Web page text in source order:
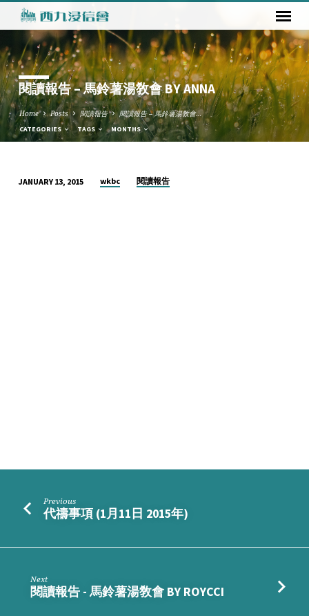
閱讀報告 – 馬鈴薯湯敎會 BY ANNA
Home Posts 閱讀報告 閱讀報告 – 馬鈴薯湯敎會…
CATEGORIES TAGS MONTHS
JANUARY 13, 2015 wkbc 閱讀報告
Previous
代禱事項 (1月11日 2015年)
Next
閱讀報告 - 馬鈴薯湯敎會 BY ROYCCI